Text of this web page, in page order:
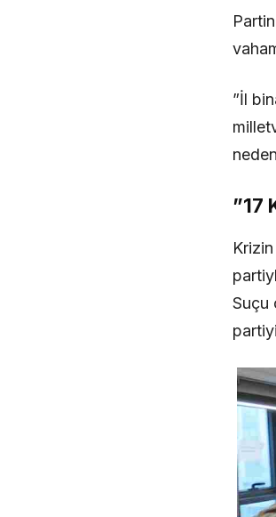
​”İl
​”17
Suçu